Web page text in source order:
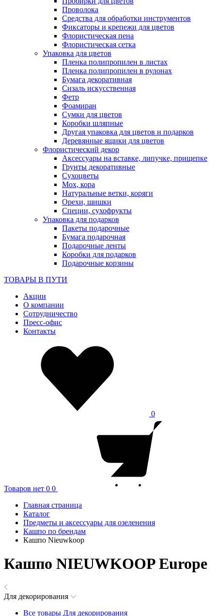
Проволока
Средства для обработки инструментов
Фиксаторы и крепежи для цветов
Флористическая пена
Флористическая сетка
Упаковка для цветов
Пленка полипропилен в листах
Пленка полипропилен в рулонах
Бумага декоративная
Сизаль искусственная
Фетр
Фоамиран
Сумки для цветов
Коробки шляпные
Другая упаковка для цветов и подарков
Деревянные ящики для цветов
Флористический декор
Аксессуары на вставке, липучке, прищепке
Грунты декоративные
Сухоцветы
Мох, кора
Натуральные ветки, коряги
Орехи, шишки
Специи, сухофрукты
Упаковка для подарков
Пакеты подарочные
Бумага подарочная
Подарочные ленты
Коробки для подарков
Подарочные корзины
ТОВАРЫ В ПУТИ
Акции
О компании
Сотрудничество
Пресс-офис
Контакты
0
Товаров нет 0 0
Главная страница
Каталог
Предметы и аксессуары для озеленения
Кашпо по брендам
Кашпо Nieuwkoop
Кашпо NIEUWKOOP Europe
Для декорирования
Все товары Для декорирования